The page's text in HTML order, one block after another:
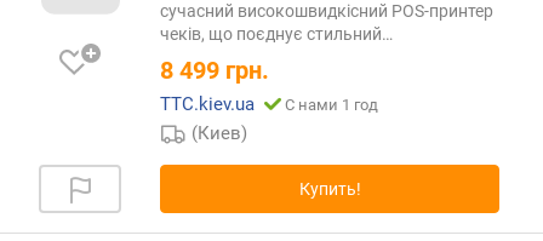
сучасний високошвидкісний POS-принтер
чеків, що поєднує стильний…
8 499 грн.
TTC.kiev.ua С нами 1 год
(Киев)
Купить!